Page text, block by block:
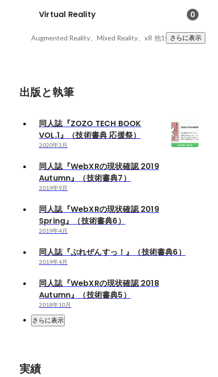
Virtual Reality 0
Augmented Reality、Mixed Reality、xR 他1件さらに表示
出版と執筆
同人誌『ZOZO TECH BOOK
VOL.1』（技術書典 応援祭）
2020年3月
同人誌『WebXRの現状確認 2019
Autumn』（技術書典7）
2019年9月
同人誌『WebXRの現状確認 2019
Spring』（技術書典6）
2019年4月
同人誌『ぷれぜんすっ！』（技術書典6）
2019年4月
同人誌『WebXRの現状確認 2018
Autumn』（技術書典5）
2018年10月
さらに表示
実績